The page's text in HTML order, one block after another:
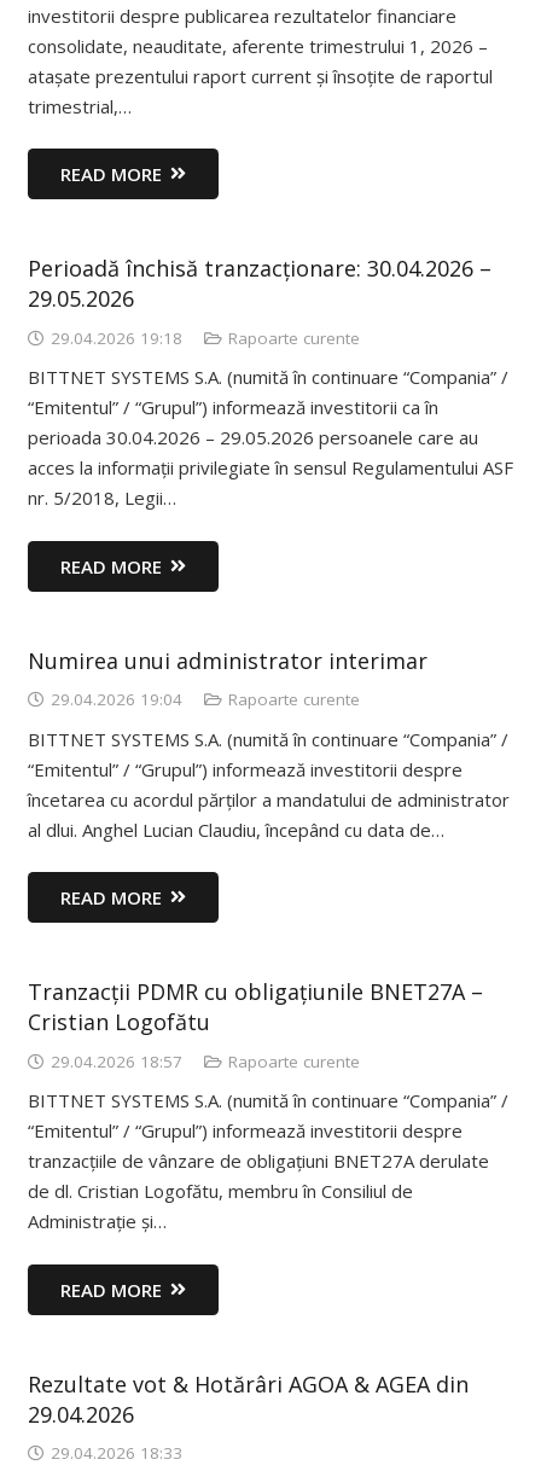
investitorii despre publicarea rezultatelor financiare
consolidate, neauditate, aferente trimestrului 1, 2026 –
atașate prezentului raport current și însoțite de raportul
trimestrial,…
READ MORE
Perioadă închisă tranzacționare: 30.04.2026 –
29.05.2026
29.04.2026 19:18 Rapoarte curente
BITTNET SYSTEMS S.A. (numită în continuare “Compania” /
“Emitentul” / “Grupul”) informează investitorii ca în
perioada 30.04.2026 – 29.05.2026 persoanele care au
acces la informații privilegiate în sensul Regulamentului ASF
nr. 5/2018, Legii…
READ MORE
Numirea unui administrator interimar
29.04.2026 19:04 Rapoarte curente
BITTNET SYSTEMS S.A. (numită în continuare “Compania” /
“Emitentul” / “Grupul”) informează investitorii despre
încetarea cu acordul părților a mandatului de administrator
al dlui. Anghel Lucian Claudiu, începând cu data de…
READ MORE
Tranzacții PDMR cu obligațiunile BNET27A –
Cristian Logofătu
29.04.2026 18:57 Rapoarte curente
BITTNET SYSTEMS S.A. (numită în continuare “Compania” /
“Emitentul” / “Grupul”) informează investitorii despre
tranzacțiile de vânzare de obligațiuni BNET27A derulate
de dl. Cristian Logofătu, membru în Consiliul de
Administrație și…
READ MORE
Rezultate vot & Hotărâri AGOA & AGEA din
29.04.2026
29.04.2026 18:33